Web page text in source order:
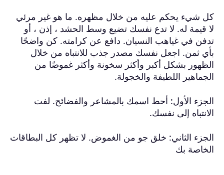
كل شيء يحكم عليه من خلال مظهره. ما هو غير مرئي
لا قيمة له. لا تدع نفسك تضيع وسط الحشد ، إذن ، أو
تدفن في غياهب النسيان. دافع عن كرامته. كن واضحًا
بأي ثمن. اجعل نفسك مصدر جذب للانتباه من خلال
الظهور بشكل أكبر وأكثر سخونة وأكثر غموضًا من
الجماهير اللطيفة والخجولة.
الجزء الأول: أحط اسمك بالمشاعر والفضائح. لفت
الانتباه إلى نفسك.
الجزء الثاني: خلق جو من الغموض. لا تظهر كل البطاقات
الخاصة بك